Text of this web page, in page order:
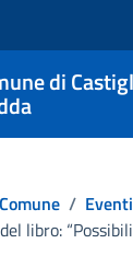
di
/ Eventi
libro: